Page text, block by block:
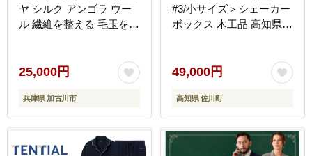
ヤ シルク アンゴラ ウー
ル 繊維を整える 毛玉を防
おすすめ 送料無料 》
25,000円
兵庫県 加古川市
#3/小サイズ＞シェーカー
ボックス 木工品 高知県
49,000円
高知県 佐川町